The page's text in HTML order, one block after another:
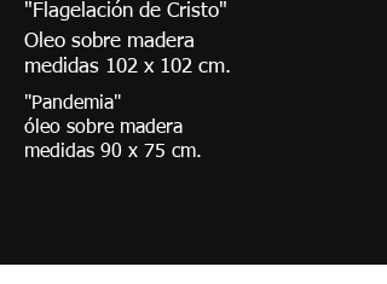
"Flagelación de Cristo"
Oleo sobre madera
medidas 102 x 102 cm.
"Pandemia"
óleo sobre madera
medidas 90 x 75 cm.